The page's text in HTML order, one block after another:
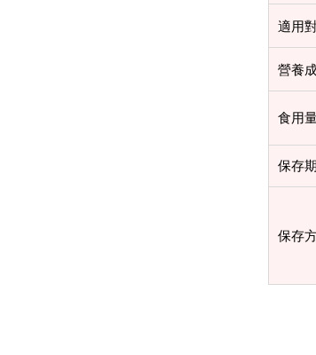
適用
營養
食用
保存
保存